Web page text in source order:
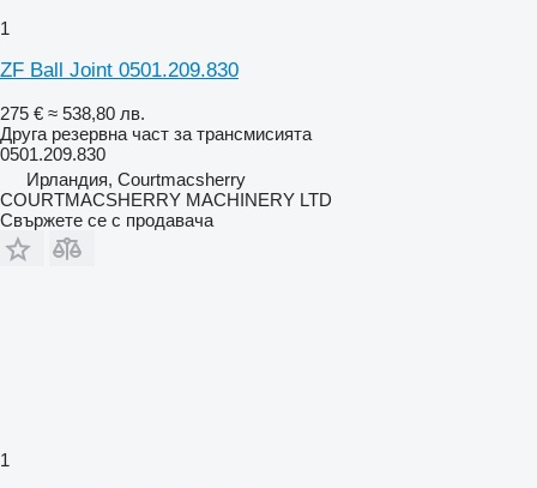
1
ZF Ball Joint 0501.209.830
275 € ≈ 538,80 лв.
Друга резервна част за трансмисията
0501.209.830
Ирландия, Courtmacsherry
COURTMACSHERRY MACHINERY LTD
Свържете се с продавача
1